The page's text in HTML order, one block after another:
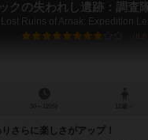
クの失われし遺跡：調査
Lost Ruins of Arnak: Expedition
8.0
さらに楽しさがアップ！